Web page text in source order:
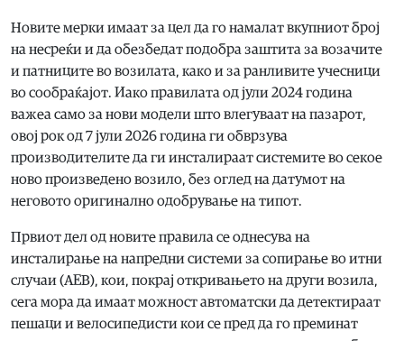
Новите мерки имаат за цел да го намалат вкупниот број
на несреќи и да обезбедат подобра заштита за возачите
и патниците во возилата, како и за ранливите учесници
во сообраќајот. Иако правилата од јули 2024 година
важеа само за нови модели што влегуваат на пазарот,
овој рок од 7 јули 2026 година ги обврзува
производителите да ги инсталираат системите во секое
ново произведено возило, без оглед на датумот на
неговото оригинално одобрување на типот.
Првиот дел од новите правила се однесува на
инсталирање на напредни системи за сопирање во итни
случаи (AEB), кои, покрај откривањето на други возила,
сега мора да имаат можност автоматски да детектираат
пешаци и велосипедисти кои се пред да го преминат